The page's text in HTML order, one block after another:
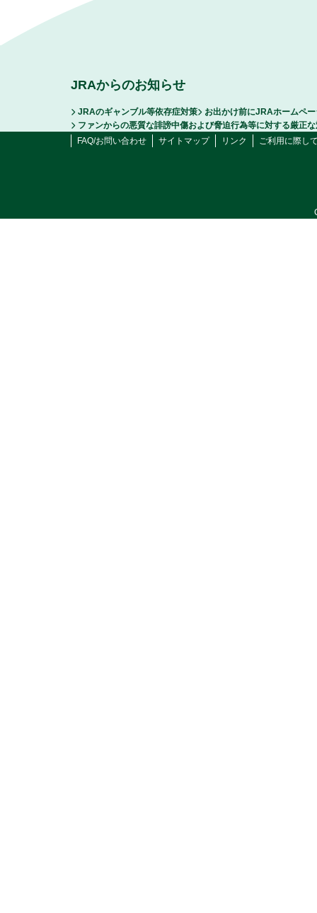
JRAからのお知らせ
JRAのギャンブル等依存症対策
お出かけ前にJRAホームペ
ファンからの悪質な誹謗中傷および脅迫行為等に対する厳正
FAQ/お問い合わせ
サイトマップ リンク ご利用に際し